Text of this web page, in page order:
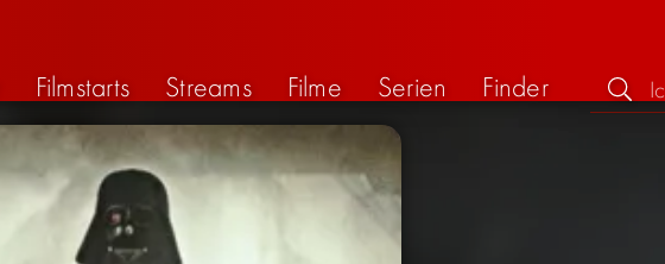
Filmstarts Streams Filme Serien Finder